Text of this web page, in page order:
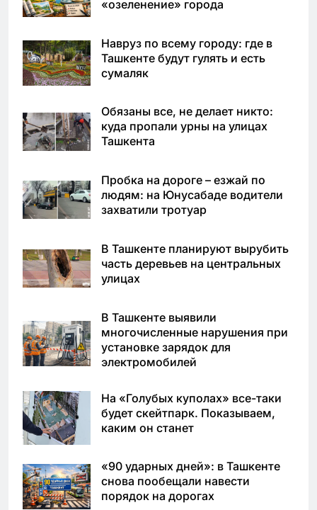
«озеленение» города
Навруз по всему городу: где в
Ташкенте будут гулять и есть
сумаляк
Обязаны все, не делает никто:
куда пропали урны на улицах
Ташкента
Пробка на дороге – езжай по
людям: на Юнусабаде водители
захватили тротуар
В Ташкенте планируют вырубить
часть деревьев на центральных
улицах
В Ташкенте выявили
многочисленные нарушения при
установке зарядок для
электромобилей
На «Голубых куполах» все-таки
будет скейтпарк. Показываем,
каким он станет
«90 ударных дней»: в Ташкенте
снова пообещали навести
порядок на дорогах